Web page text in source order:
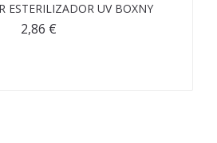
ESTERILIZADOR UV BOXNY
2,86 €